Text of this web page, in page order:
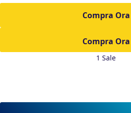
Compra Ora
1 Sale